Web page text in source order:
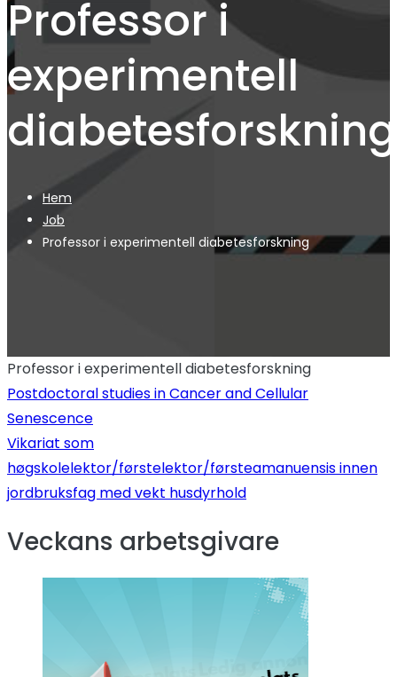
Professor i
experimentell
diabetesforskning
Hem
Job
Professor i experimentell diabetesforskning
Professor i experimentell diabetesforskning
Postdoctoral studies in Cancer and Cellular
Senescence
Vikariat som
høgskolelektor/førstelektor/førsteamanuensis innen
jordbruksfag med vekt husdyrhold
Veckans arbetsgivare